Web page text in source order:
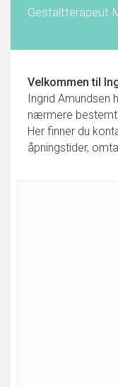
Gestaltterapeut
Velkommen til
Ingrid Amundsen
nærmere bestemt
Her finner du
åpningstider,